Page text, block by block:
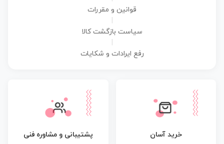
قوانین و مقررات
سیاست بازگشت کالا
رفع ایرادات و شکایات
خرید آسان پشتیبانی و مشاوره فنی